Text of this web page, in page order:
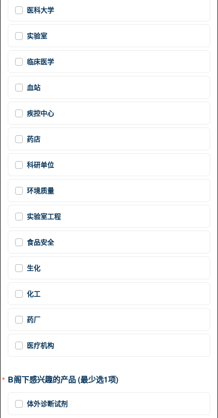
医科大学
实验室
临床医学
血站
疾控中心
药店
科研单位
环境质量
实验室工程
食品安全
生化
化工
药厂
医疗机构
B阁下感兴趣的产品 (最少选1项)
体外诊断试剂